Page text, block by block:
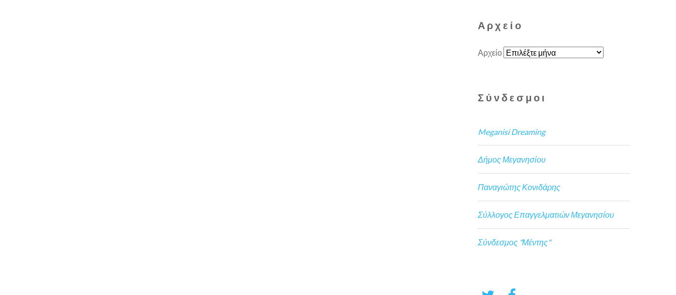
Αρχείο
Αρχείο
Σύνδεσμοι
Meganisi Dreaming
Δήμος Μεγανησίου
Παναγιώτης Κονιδάρης
Σύλλογος Επαγγελματιών Μεγανησίου
Σύνδεσμος "Μέντης"